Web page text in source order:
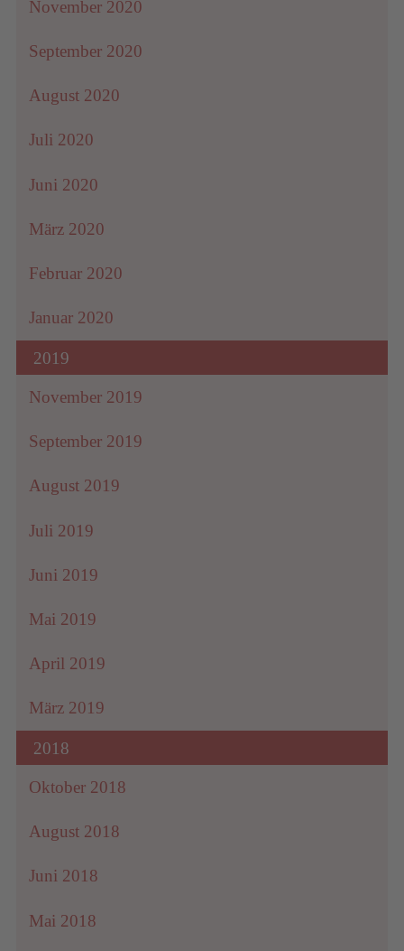
November 2020
September 2020
August 2020
Juli 2020
Juni 2020
März 2020
Februar 2020
Januar 2020
2019
November 2019
September 2019
August 2019
Juli 2019
Juni 2019
Mai 2019
April 2019
März 2019
2018
Oktober 2018
August 2018
Juni 2018
Mai 2018